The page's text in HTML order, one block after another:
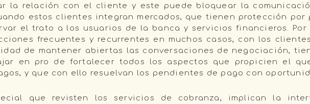
la relación con el cliente y este puede bloquear la
estos clientes integran mercados, que tienen protección
el trato a los usuarios de la banca y servicios financieros.
frecuentes y recurrentes en muchos casos, con los
de mantener abiertas las conversaciones de negociación,
en pro de fortalecer todos los aspectos que propicien el
y que con ello resuelvan los pendientes de pago con
que revisten los servicios de cobranza, implican la